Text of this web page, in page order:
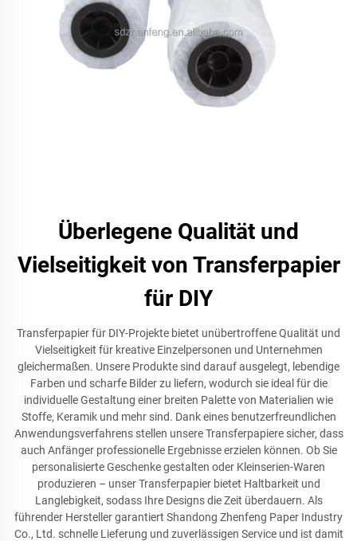
Überlegene Qualität und
Vielseitigkeit von Transferpapier
für DIY
Transferpapier für DIY-Projekte bietet unübertroffene Qualität und
Vielseitigkeit für kreative Einzelpersonen und Unternehmen
gleichermaßen. Unsere Produkte sind darauf ausgelegt, lebendige
Farben und scharfe Bilder zu liefern, wodurch sie ideal für die
individuelle Gestaltung einer breiten Palette von Materialien wie
Stoffe, Keramik und mehr sind. Dank eines benutzerfreundlichen
Anwendungsverfahrens stellen unsere Transferpapiere sicher, dass
auch Anfänger professionelle Ergebnisse erzielen können. Ob Sie
personalisierte Geschenke gestalten oder Kleinserien-Waren
produzieren – unser Transferpapier bietet Haltbarkeit und
Langlebigkeit, sodass Ihre Designs die Zeit überdauern. Als
führender Hersteller garantiert Shandong Zhenfeng Paper Industry
Co., Ltd. schnelle Lieferung und zuverlässigen Service und ist damit